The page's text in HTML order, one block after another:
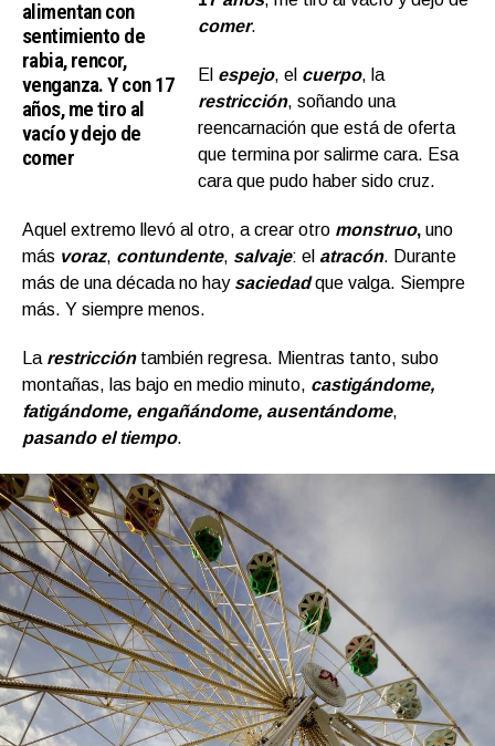
alimentan con
sentimiento de
rabia, rencor,
venganza. Y con 17
años, me tiro al
vacío y dejo de
comer
comer.
El espejo, el cuerpo, la
restricción, soñando una
reencarnación que está de oferta
que termina por salirme cara. Esa
cara que pudo haber sido cruz.
Aquel extremo llevó al otro, a crear otro monstruo, uno
más voraz, contundente, salvaje: el atracón. Durante
más de una década no hay saciedadque valga. Siempre
más. Y siempre menos.
La restriccióntambién regresa. Mientras tanto, subo
montañas, las bajo en medio minuto, castigándome,
fatigándome, engañándome, ausentándome,
pasando el tiempo.